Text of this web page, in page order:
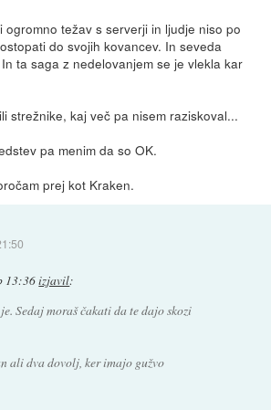
ogromno težav s serverji in ljudje niso po
do svojih kovancev. In seveda
ta saga z nedelovanjem se je vlekla kar
strežnike, kaj več pa nisem raziskoval...
pa menim da so OK.
prej kot Kraken.
13:36izjavil:
Sedaj moraš čakati da te dajo skozi
ali dva dovolj, ker imajo gužvo